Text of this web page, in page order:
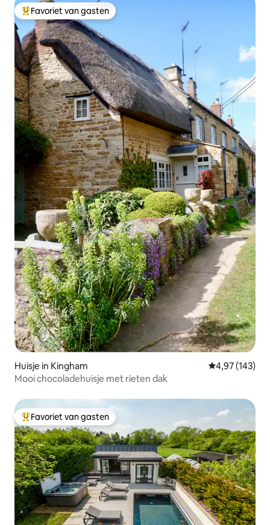
Topfavoriet van gasten
Favoriet van gasten
Huisje in Kingham Gemiddelde
4,97 (143)
Mooi chocoladehuisje met rieten dak
Topfavoriet van gasten
Favoriet van gasten